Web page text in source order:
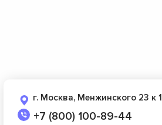
г. Москва, Менжинского 23 к 1
+7 (800) 100-89-44